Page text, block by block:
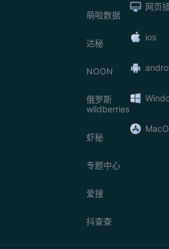
萌啦数据
达秘
NOON
俄罗斯
wildberries
虾秘
专题中心
爱搜
抖查查
网页
ios